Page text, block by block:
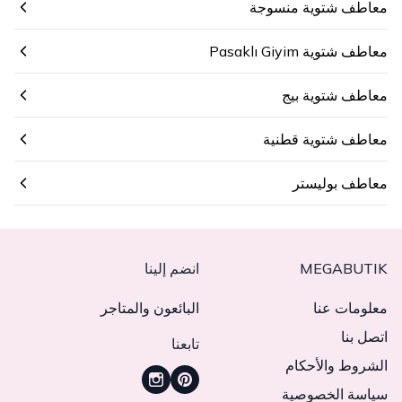
معاطف شتوية منسوجة
معاطف شتوية Pasaklı Giyim
معاطف شتوية بيج
معاطف شتوية قطنية
معاطف بوليستر
MEGABUTIK
معلومات عنا
اتصل بنا
الشروط والأحكام
سياسة الخصوصية
انضم إلينا
البائعون والمتاجر
تابعنا